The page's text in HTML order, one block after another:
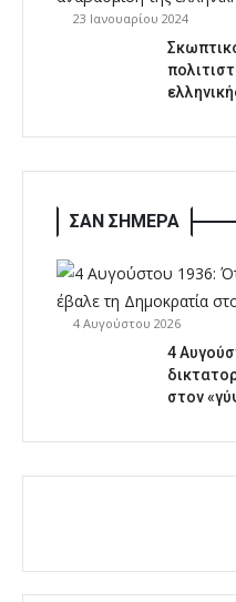
23 Ιανουαρίου 2024
ΣΑΝ ΣΗΜΕΡΑ
4 Αυγούστου 2026
4
στον